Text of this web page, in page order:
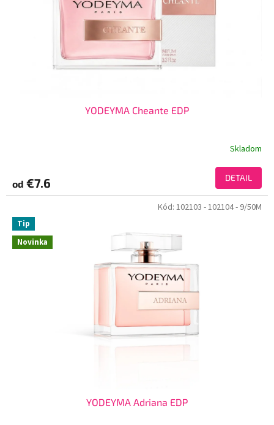
YODEYMA Cheante EDP
Skladom
od €7.6 DETAIL
Novinka
Tip
YODEYMA Adriana EDP
Kód: 102103 - 102104- 9/50M